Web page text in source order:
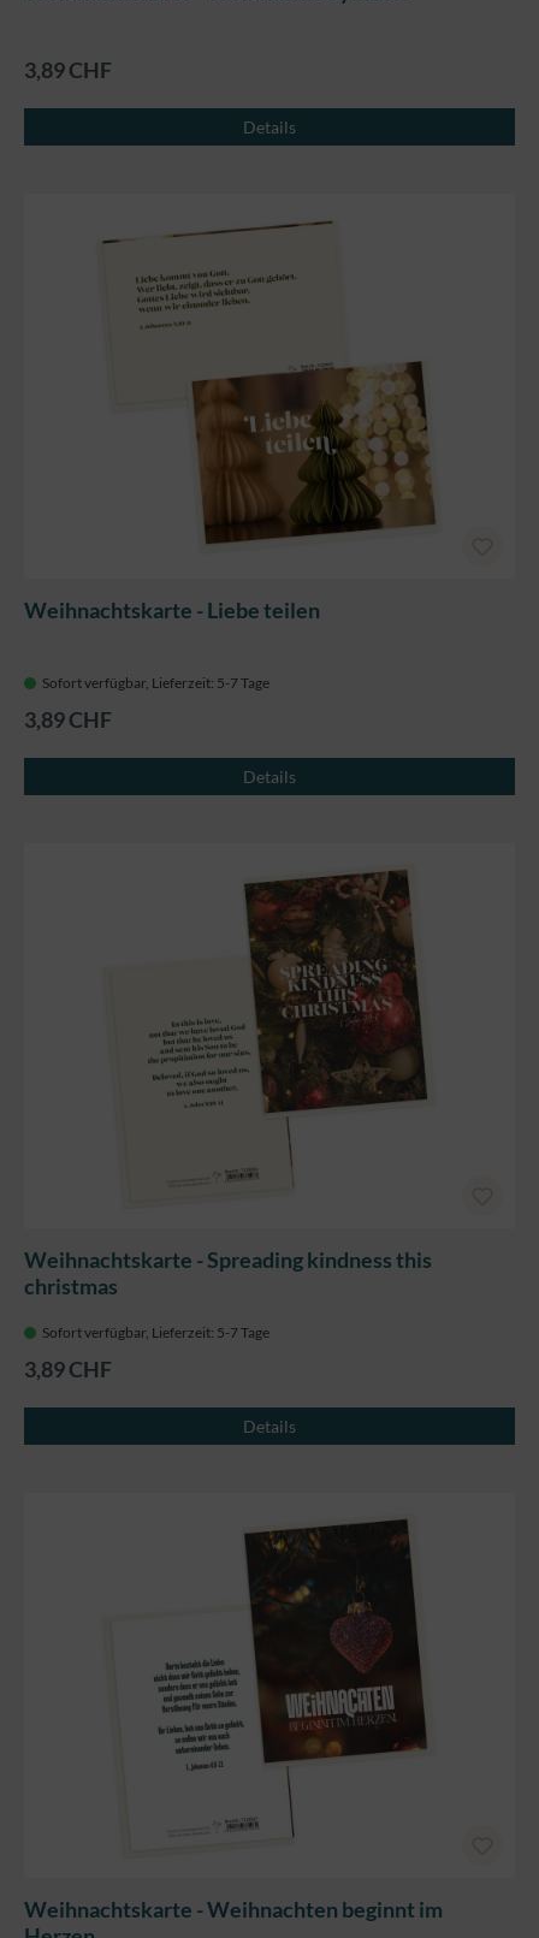
3,89 CHF
Details
Weihnachtskarte - Liebe teilen
Sofort verfügbar, Lieferzeit: 5-7 Tage
3,89 CHF
Details
Weihnachtskarte - Spreading kindness this
christmas
Sofort verfügbar, Lieferzeit: 5-7 Tage
3,89 CHF
Details
Weihnachtskarte - Weihnachten beginnt im